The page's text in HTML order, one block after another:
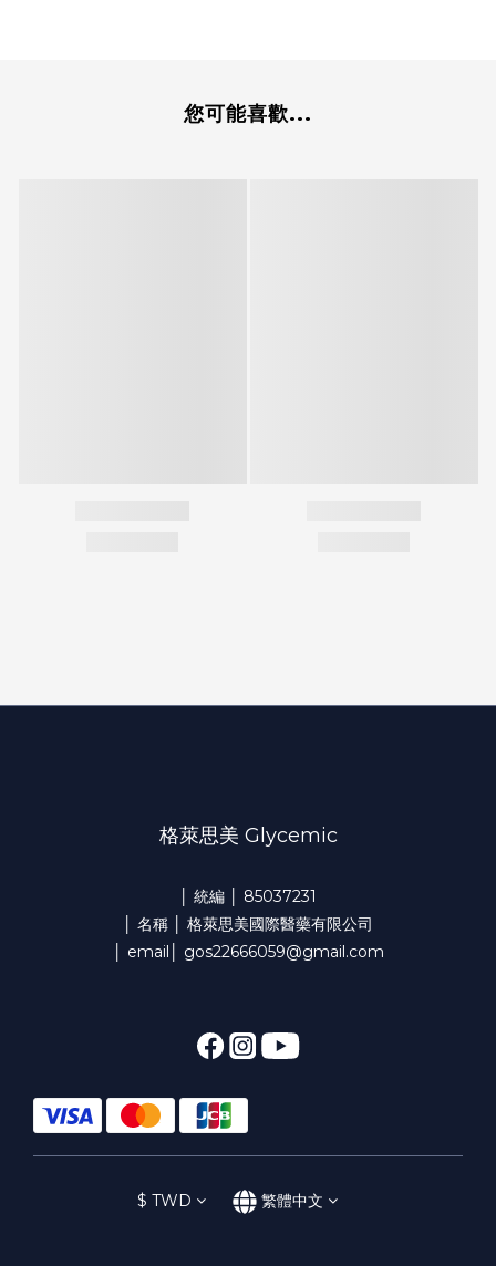
您可能喜歡...
格萊思美 Glycemic
│ 統編 │ 85037231
│ 名稱 │ 格萊思美國際醫藥有限公司
│ email│ gos22666059@gmail.com
$ TWD 繁體中文